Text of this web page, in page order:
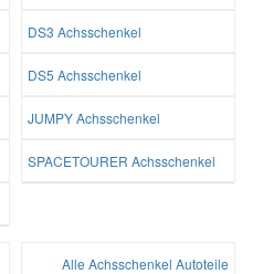
DS3 Achsschenkel
DS5 Achsschenkel
JUMPY Achsschenkel
SPACETOURER Achsschenkel
Alle Achsschenkel Autoteile